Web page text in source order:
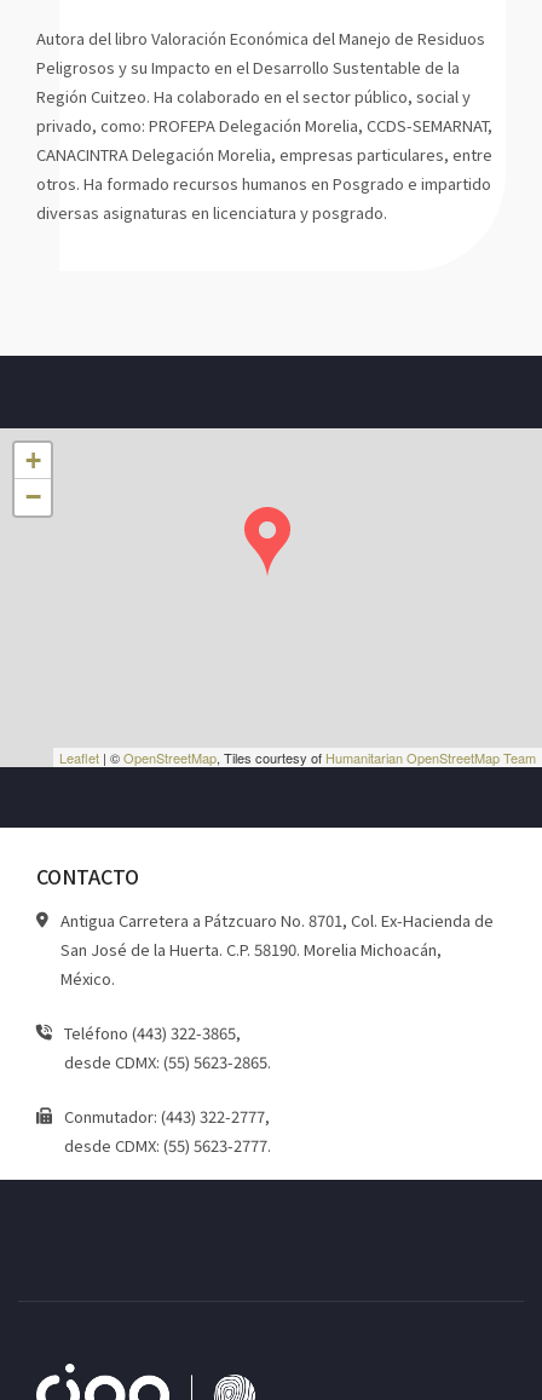
Autora del libro Valoración Económica del Manejo de Residuos
Peligrosos y su Impacto en el Desarrollo Sustentable de la
Región Cuitzeo. Ha colaborado en el sector público, social y
privado, como: PROFEPA Delegación Morelia, CCDS-SEMARNAT,
CANACINTRA Delegación Morelia, empresas particulares, entre
otros. Ha formado recursos humanos en Posgrado e impartido
diversas asignaturas en licenciatura y posgrado.
+
−
Leaflet | ©OpenStreetMap, Tiles courtesy of Humanitarian OpenStreetMap Team
CONTACTO
Antigua Carretera a Pátzcuaro No. 8701, Col. Ex-Hacienda de
San José de la Huerta. C.P. 58190. Morelia Michoacán,
México.
Teléfono (443) 322-3865,
desde CDMX: (55) 5623-2865.
Conmutador: (443) 322-2777,
desde CDMX: (55) 5623-2777.